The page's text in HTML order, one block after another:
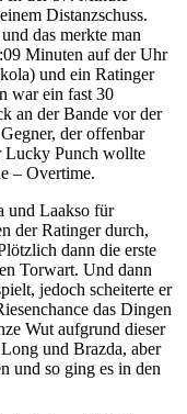
Distanzschuss.
das merkte man
Minuten auf der Uhr
und ein Ratinger
war ein fast 30
an der Bande vor der
der offenbar
Lucky Punch wollte
– Overtime.
und Laakso für
der Ratinger durch,
dann die erste
Torwart. Und dann
jedoch scheiterte er
das Dingen
Wut aufgrund dieser
und Brazda, aber
und so ging es in den